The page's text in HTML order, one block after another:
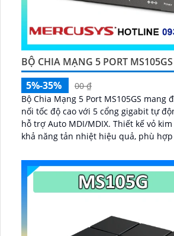
BỘ CHIA MẠNG 5 PORT MS105GS
5%-35%
00 ₫
Bộ Chia Mạng 5 Port MS105GS mang
nối tốc độ cao với 5 cổng gigabit tự
hỗ trợ Auto MDI/MDIX. Thiết kế vỏ kim loại bền bỉ cùng
khả năng tản nhiệt hiệu quả, phù